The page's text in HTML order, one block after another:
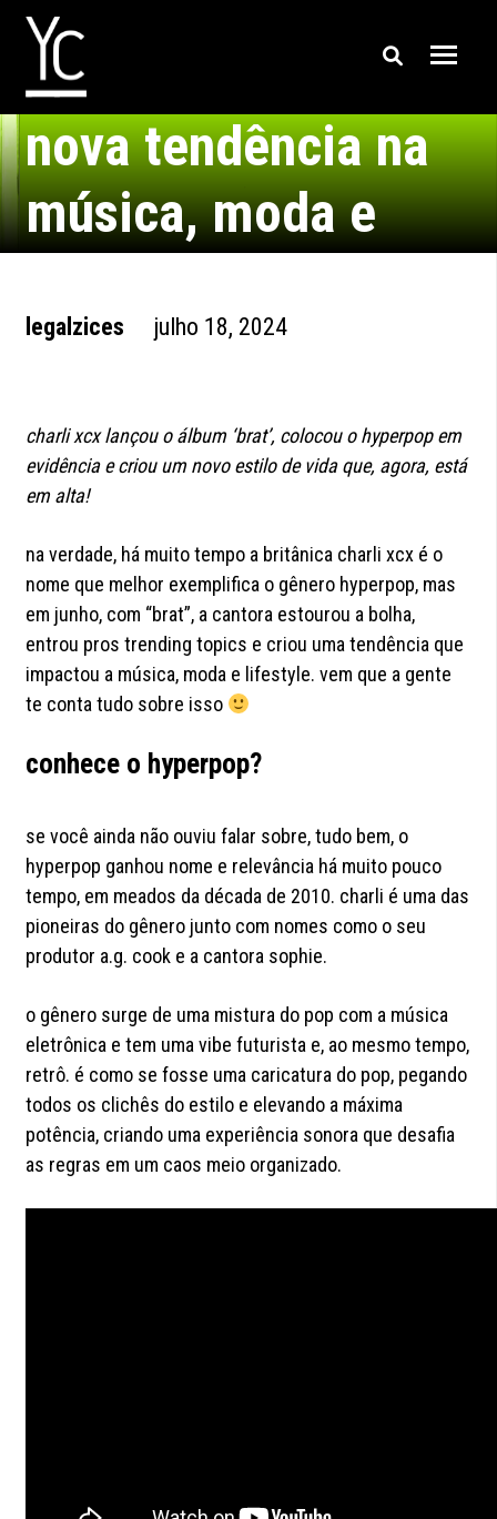
brat summer girl: a
nova tendência na
música, moda e
legalzices julho 18, 2024
charli xcx lançou o álbum ‘brat’, colocou o hyperpop em
evidência e criou um novo estilo de vida que, agora, está
em alta!
na verdade, há muito tempo a britânica charli xcx é o
nome que melhor exemplifica o gênero hyperpop, mas
em junho, com “brat”, a cantora estourou a bolha,
entrou pros trending topics e criou uma tendência que
impactou a música, moda e lifestyle. vem que a gente
te conta tudo sobre isso
conhece o hyperpop?
se você ainda não ouviu falar sobre, tudo bem, o
hyperpop ganhou nome e relevância há muito pouco
tempo, em meados da década de 2010. charli é uma das
pioneiras do gênero junto com nomes como o seu
produtor a.g. cook e a cantora sophie.
o gênero surge de uma mistura do pop com a música
eletrônica e tem uma vibe futurista e, ao mesmo tempo,
retrô. é como se fosse uma caricatura do pop, pegando
todos os clichês do estilo e elevando a máxima
potência, criando uma experiência sonora que desafia
as regras em um caos meio organizado.